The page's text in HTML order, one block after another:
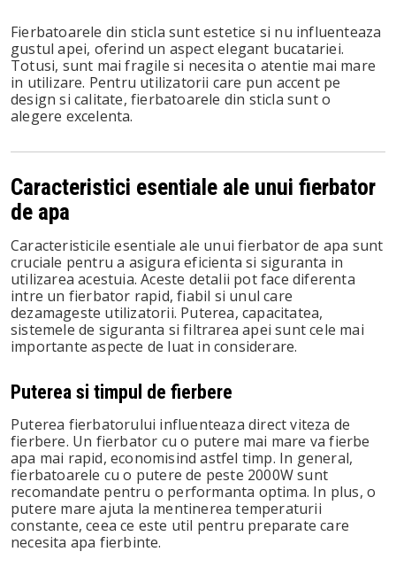
Fierbatoarele din sticla sunt estetice si nu influenteaza
gustul apei, oferind un aspect elegant bucatariei.
Totusi, sunt mai fragile si necesita o atentie mai mare
in utilizare. Pentru utilizatorii care pun accent pe
design si calitate, fierbatoarele din sticla sunt o
alegere excelenta.
Caracteristici esentiale ale unui fierbator
de apa
Caracteristicile esentiale ale unui fierbator de apa sunt
cruciale pentru a asigura eficienta si siguranta in
utilizarea acestuia. Aceste detalii pot face diferenta
intre un fierbator rapid, fiabil si unul care
dezamageste utilizatorii. Puterea, capacitatea,
sistemele de siguranta si filtrarea apei sunt cele mai
importante aspecte de luat in considerare.
Puterea si timpul de fierbere
Puterea fierbatorului influenteaza direct viteza de
fierbere. Un fierbator cu o putere mai mare va fierbe
apa mai rapid, economisind astfel timp. In general,
fierbatoarele cu o putere de peste 2000W sunt
recomandate pentru o performanta optima. In plus, o
putere mare ajuta la mentinerea temperaturii
constante, ceea ce este util pentru preparate care
necesita apa fierbinte.